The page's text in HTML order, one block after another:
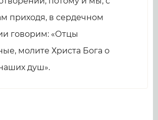
приходя, в сердечном
говорим: «Отцы
молите Христа Бога о
душ».